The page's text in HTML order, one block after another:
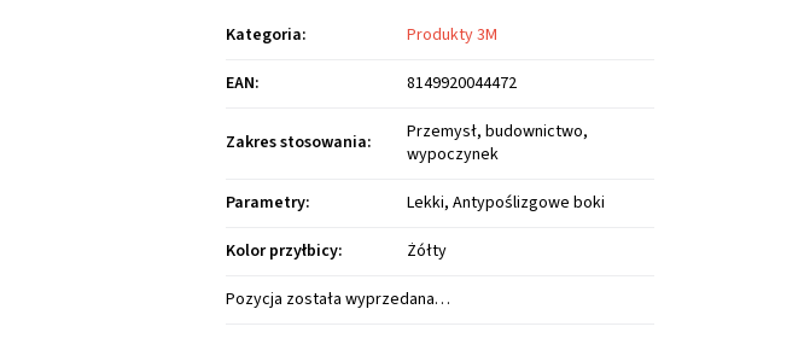
Kategoria:
Produkty 3M
EAN: 8149920044472
Zakres stosowania:
Przemysł, budownictwo,
wypoczynek
Parametry:
Lekki, Antypoślizgowe boki
Kolor przyłbicy:
Żółty
Pozycja została wyprzedana…